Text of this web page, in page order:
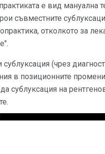
е вид мануална
съвместните
отколкото за
(чрез
в позиционните
сублуксация на